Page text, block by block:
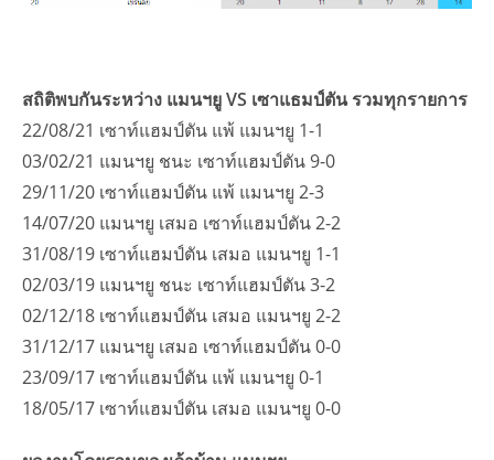
สถิติพบกันระหว่าง แมนฯยู VS เซาแธมป์ตัน รวมทุกรายการ
22/08/21 เซาท์แฮมป์ตัน แพ้ แมนฯยู 1-1
03/02/21 แมนฯยู ชนะ เซาท์แฮมป์ตัน 9-0
29/11/20 เซาท์แฮมป์ตัน แพ้ แมนฯยู 2-3
14/07/20 แมนฯยู เสมอ เซาท์แฮมป์ตัน 2-2
31/08/19 เซาท์แฮมป์ตัน เสมอ แมนฯยู 1-1
02/03/19 แมนฯยู ชนะ เซาท์แฮมป์ตัน 3-2
02/12/18 เซาท์แฮมป์ตัน เสมอ แมนฯยู 2-2
31/12/17 แมนฯยู เสมอ เซาท์แฮมป์ตัน 0-0
23/09/17 เซาท์แฮมป์ตัน แพ้ แมนฯยู 0-1
18/05/17 เซาท์แฮมป์ตัน เสมอ แมนฯยู 0-0